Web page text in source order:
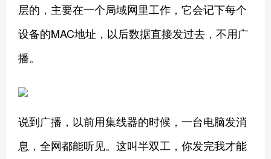
层的，主要在一个局域网里工作，它会记下每个
设备的MAC地址，以后数据直接发过去，不用广
播。
说到广播，以前用集线器的时候，一台电脑发消
息，全网都能听见。这叫半双工，你发完我才能